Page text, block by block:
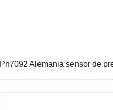
Pn7092 Alemania sensor de